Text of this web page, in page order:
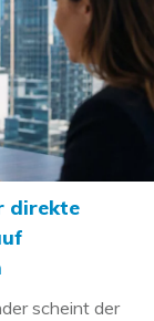
direkte
scheint der